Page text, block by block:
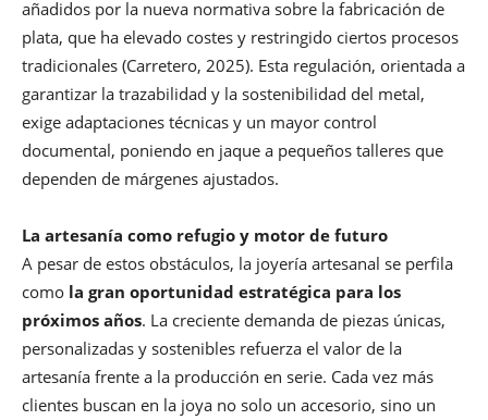
añadidos por la nueva normativa sobre la fabricación de
plata, que ha elevado costes y restringido ciertos procesos
tradicionales (Carretero, 2025). Esta regulación, orientada a
garantizar la trazabilidad y la sostenibilidad del metal,
exige adaptaciones técnicas y un mayor control
documental, poniendo en jaque a pequeños talleres que
dependen de márgenes ajustados.
La artesanía como refugio y motor de futuro
A pesar de estos obstáculos, la joyería artesanal se perfila
como la gran oportunidad estratégica para los
próximos años. La creciente demanda de piezas únicas,
personalizadas y sostenibles refuerza el valor de la
artesanía frente a la producción en serie. Cada vez más
clientes buscan en la joya no solo un accesorio, sino un